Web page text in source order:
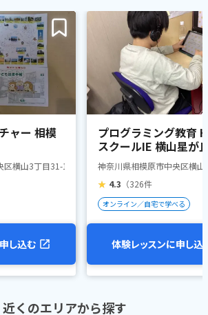
ャー 相模
区横山3丁目31-1 淡路ビル403号室
し込む
プログラミング教育
スクールIE 横山星が
神奈川県相模原市中央区横
★ 4.3 （326件
オンライン／自宅で学べる
体験レッスンに申し込
近くのエリアから探す